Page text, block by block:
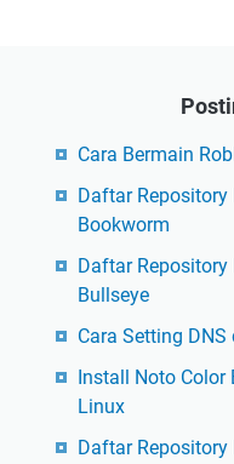
Cara Bermain
Daftar
Bookworm
Daftar Repository
Bullseye
Cara Setting
Install Noto Color
Linux
Daftar